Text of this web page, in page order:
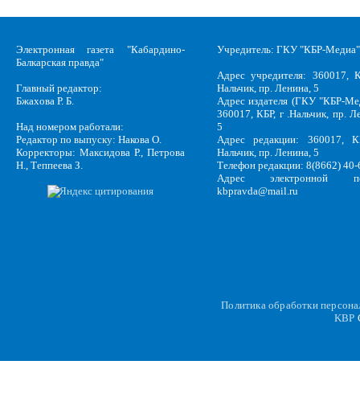
Электронная газета "Кабардино-
Балкарская правда"
Главный редактор:
Бжахова Р. Б.
Над номером работали:
Редактор по выпуску: Накова О.
Корректоры: Максидова Р., Петрова
Н., Теппеева З.
Учредитель: ГКУ "КБР-Медиа"
Адрес учредителя: 360017,
Нальчик, пр. Ленина, 5
Адрес издателя (ГКУ "КБР-
360017, КБР, г .Нальчик, пр.
5
Адрес редакции: 360017,
Нальчик, пр. Ленина, 5
Телефон редакции: 8(8662)
Адрес электронной
kbpravda@mail.ru
Политика обработки
KBP